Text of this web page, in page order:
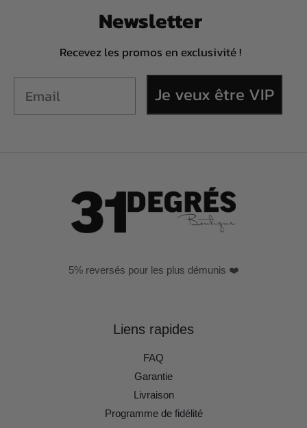
Newsletter
Recevez les promos en exclusivité !
Je veux être VIP
5% reversés pour les plus démunis ❤️
Liens rapides
FAQ
Garantie
Livraison
Programme de fidélité